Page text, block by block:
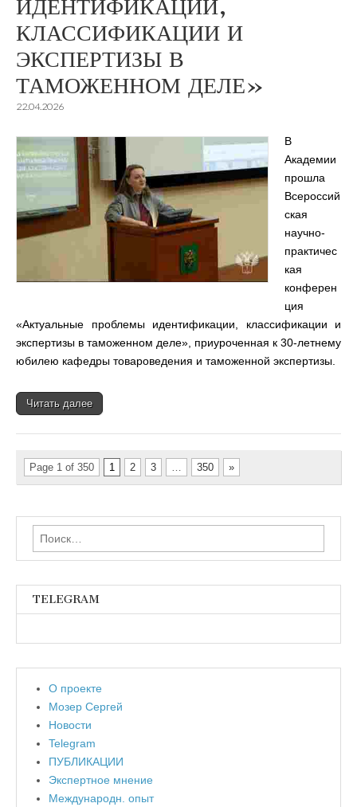
ИДЕНТИФИКАЦИИ,
КЛАССИФИКАЦИИ И
ЭКСПЕРТИЗЫ В
ТАМОЖЕННОМ ДЕЛЕ»
22.04.2026
В
Академии
прошла
Всероссий
ская
научно-
практичес
кая
конферен
ция
«Актуальные проблемы идентификации, классификации и
экспертизы в таможенном деле», приуроченная к 30-летнему
юбилею кафедры товароведения и таможенной экспертизы.
Читать далее
Page 1 of 350 1 2 3 … 350 »
Найти:
TELEGRAM
О проекте
Мозер Сергей
Новости
Telegram
ПУБЛИКАЦИИ
Экспертное мнение
Международн. опыт